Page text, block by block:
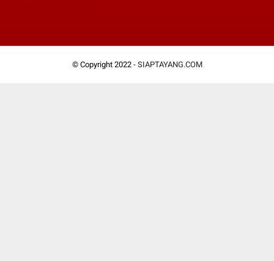
© Copyright 2022 - SIAPTAYANG.COM